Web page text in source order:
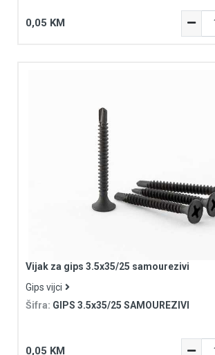
0,05 KM
Vijak za gips 3.5x35/25 samourezivi
Gips vijci
Šifra: GIPS 3.5x35/25 SAMOUREZIVI
0,05 KM